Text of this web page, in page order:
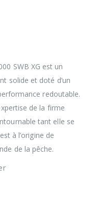
SWB XG est un
solide et doté d’un
redoutable.
de la firme
tant elle se
à l’origine de
de la pêche.